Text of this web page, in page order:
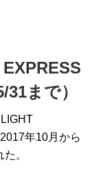
まで）
年10月から
。